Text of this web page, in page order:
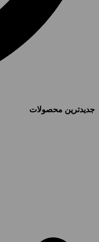
جدیدترین محصولات